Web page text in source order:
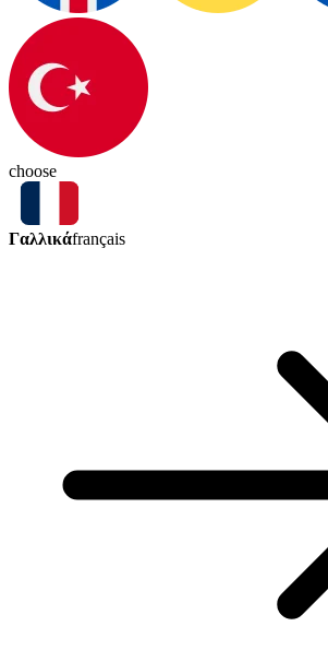
choose
Γαλλικάfrançais